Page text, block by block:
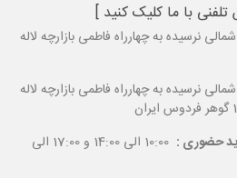
با ما کلیک کنید ]
نرسیده به چهارراه فاطمی بازارچه لاله
نرسیده به چهارراه فاطمی بازارچه لاله
حضوری :
10:00 الی 14:00 و 17:00 الی